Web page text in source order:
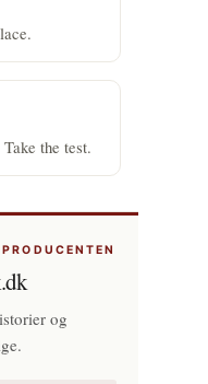
the test.
og